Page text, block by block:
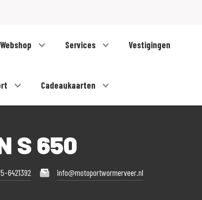
Webshop Services Vestigingen
Cadeaukaarten
S 650
6421392 info@motoportwormerveer.nl